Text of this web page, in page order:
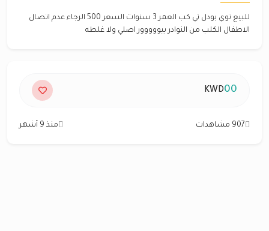
للبيع توي بودل تي كب العمر 3 سنوات السعر 500 الرجاء عدم اتصال
الاطفال الكلب من النوادر بيووووور اصلي ولا غلطه
00
KWD
907 مشاهدات منذ 9 أشهر